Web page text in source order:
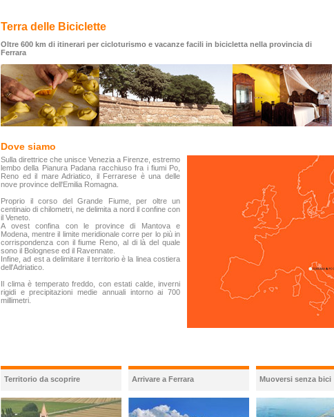
Terra delle Biciclette
Oltre 600 km di itinerari per cicloturismo e vacanze facili in bicicletta nella provincia di
Ferrara
Dove siamo
Sulla direttrice che unisce Venezia a Firenze, estremo
lembo della Pianura Padana racchiuso fra i fiumi Po,
Reno ed il mare Adriatico, il Ferrarese è una delle
nove province dell'Emilia Romagna.
Proprio il corso del Grande Fiume, per oltre un
centinaio di chilometri, ne delimita a nord il confine con
il Veneto.
A ovest confina con le province di Mantova e
Modena, mentre il limite meridionale corre per lo più in
corrispondenza con il fiume Reno, al di là del quale
sono il Bolognese ed il Ravennate.
Infine, ad est a delimitare il territorio è la linea costiera
dell'Adriatico.
Il clima è temperato freddo, con estati calde, inverni
rigidi e precipitazioni medie annuali intorno ai 700
millimetri.
Territorio da scoprire Arrivare a Ferrara Muoversi senza bici